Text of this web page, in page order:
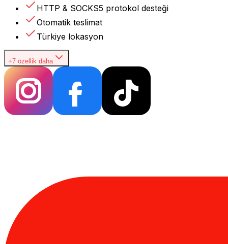
HTTP & SOCKS5 protokol desteği
Otomatik teslimat
Türkiye lokasyon
+7 özellik daha